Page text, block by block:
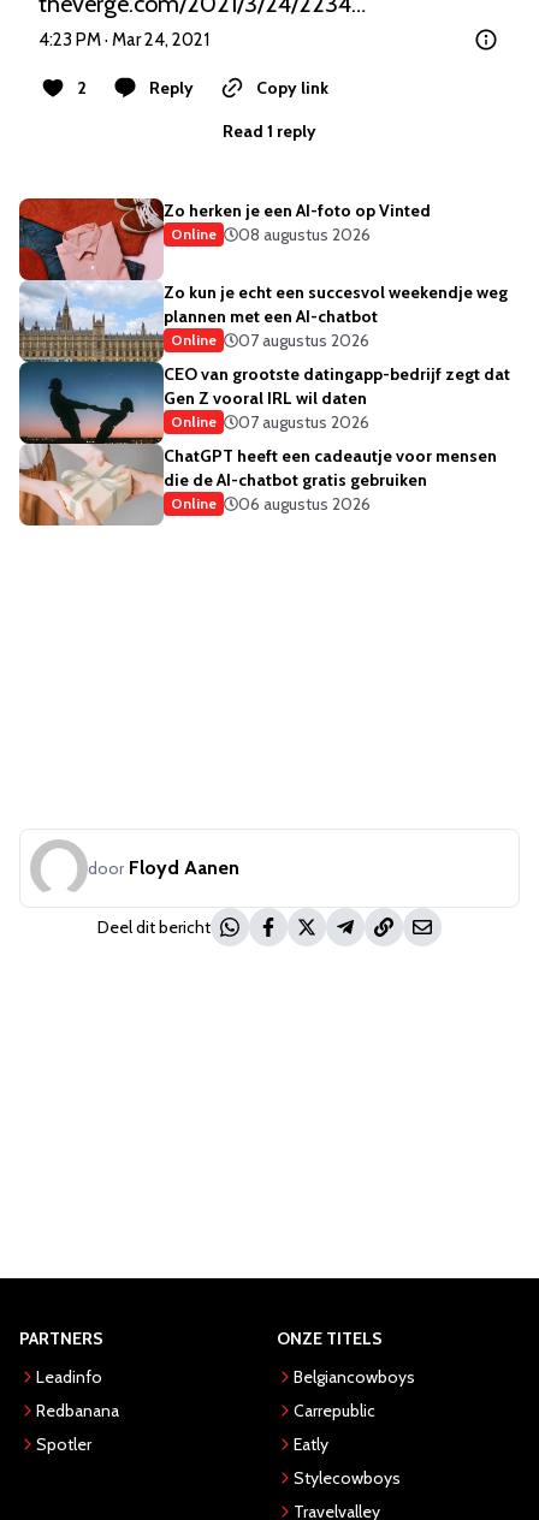
4:23 PM · Mar 24, 2021
2 Reply
Copy link
Read 1 reply
Zo herken je een AI-foto op Vinted
Online 08 augustus 2026
Zo kun je echt een succesvol weekendje weg
plannen met een AI-chatbot
Online
07 augustus 2026
CEO van grootste datingapp-bedrijf zegt dat
Gen Z vooral IRL wil daten
Online
07 augustus 2026
ChatGPT heeft een cadeautje voor mensen
die de AI-chatbot gratis gebruiken
Online 06 augustus 2026
door Floyd Aanen
Deel dit bericht
PARTNERS
Leadinfo
Redbanana
Spotler
ONZE TITELS
Belgiancowboys
Carrepublic
Eatly
Stylecowboys
Travelvalley